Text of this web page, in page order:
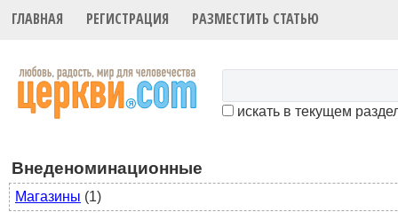
ГЛАВНАЯ РЕГИСТРАЦИЯ РАЗМЕСТИТЬ СТАТЬЮ
искать в текущем
Внеденоминационные
Магазины (1)